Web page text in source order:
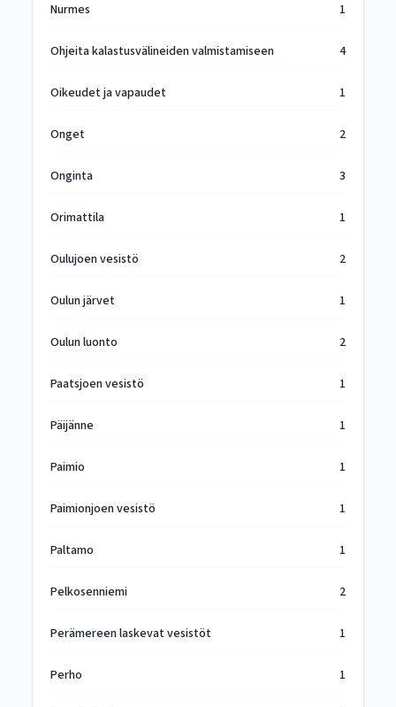
Nurmes 1
Ohjeita kalastusvälineiden valmistamiseen 4
Oikeudet ja vapaudet 1
Onget 2
Onginta 3
Orimattila 1
Oulujoen vesistö 2
Oulun järvet 1
Oulun luonto 2
Paatsjoen vesistö 1
Päijänne 1
Paimio 1
Paimionjoen vesistö 1
Paltamo 1
Pelkosenniemi 2
Perämereen laskevat vesistöt 1
Perho 1